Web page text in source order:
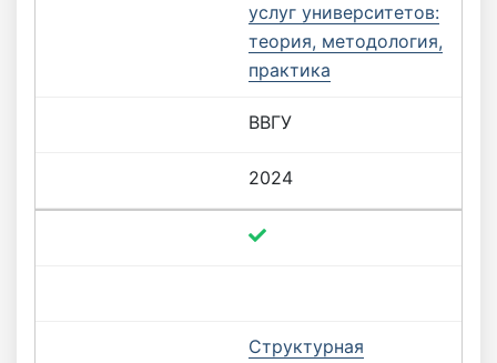
услуг университетов:
теория, методология,
практика
ВВГУ
2024
Структурная